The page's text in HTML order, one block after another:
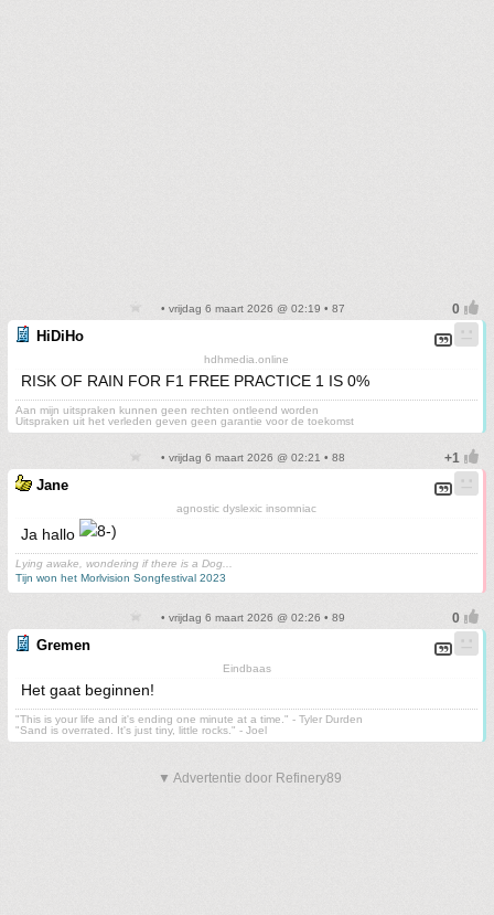
• vrijdag 6 maart 2026 @ 02:19 • 87
HiDiHo
hdhmedia.online
RISK OF RAIN FOR F1 FREE PRACTICE 1 IS 0%
Aan mijn uitspraken kunnen geen rechten ontleend worden
Uitspraken uit het verleden geven geen garantie voor de toekomst
• vrijdag 6 maart 2026 @ 02:21 • 88
Jane
agnostic dyslexic insomniac
Ja hallo
Lying awake, wondering if there is a Dog...
Tijn won het Morlvision Songfestival 2023
• vrijdag 6 maart 2026 @ 02:26 • 89
Gremen
Eindbaas
Het gaat beginnen!
"This is your life and it's ending one minute at a time." - Tyler Durden
"Sand is overrated. It's just tiny, little rocks." - Joel
▼ Advertentie door Refinery89